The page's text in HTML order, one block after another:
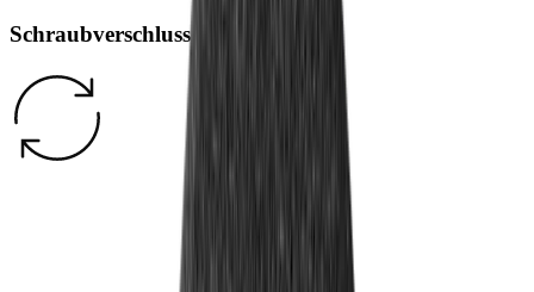
Schraubverschluss